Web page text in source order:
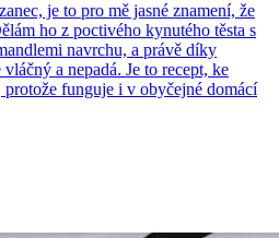
je to pro mě jasné znamení, že
ho z poctivého kynutého těsta s
navrchu, a právě díky
a nepadá. Je to recept, ke
funguje i v obyčejné domácí